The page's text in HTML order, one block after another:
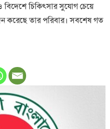
বিদেশে চিকিৎসার সুযোগ চেয়ে
করেছে তার পরিবার। সবশেষ গত